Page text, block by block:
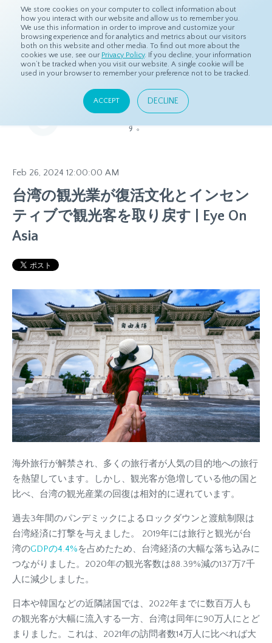
We store cookies on your computer to collect information about
how you interact with our website and allow us to remember you.
We use this information in order to improve and customize your
browsing experience and for analytics and metrics about our visitors
both on this website and other media. To find out more about the
cookies we use, see our Privacy Policy. If you decline, your information
won’t be tracked when you visit our website. A single cookie will be
used in your browser to remember your preference not to be tracked.
ACCEPT DECLINE
ホーム リソース Eye On Asia
Eye On Asia
アジア各国のエキスパートが地域ごとの情報をお届けしま
す。
Feb 26, 2024 12:00:00 AM
台湾の観光業が復活文化とインセン
ティブで観光客を取り戻す | Eye On
Asia
海外旅行が解禁され、多くの旅行者が人気の目的地への旅行
を熱望しています。しかし、観光客が急増している他の国と
比べ、台湾の観光産業の回復は相対的に遅れています。
過去3年間のパンデミックによるロックダウンと渡航制限は
台湾経済に打撃を与えました。 2019年には旅行と観光が台
湾のGDPの4.4%を占めたため、台湾経済の大幅な落ち込みに
つながりました。2020年の観光客数は88.39%減の137万7千
人に減少しました。
日本や韓国などの近隣諸国では、2022年までに数百万人も
の観光客が大幅に流入する一方、台湾は同年に90万人にとど
まりました。これは、2021年の訪問者数14万人に比べれば大